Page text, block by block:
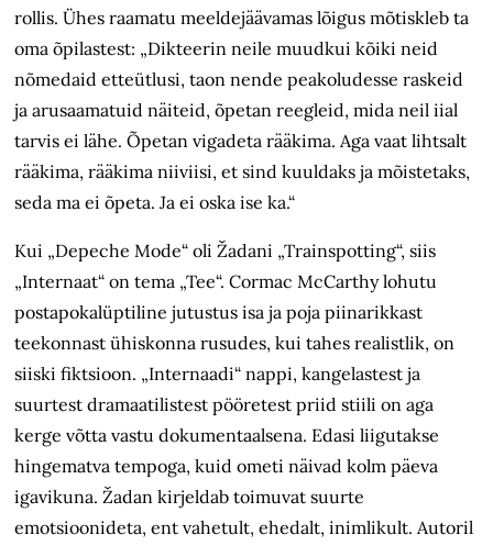
rollis. Ühes raamatu meeldejäävamas lõigus mõtiskleb ta
oma õpilastest: „Dikteerin neile muudkui kõiki neid
nõmedaid etteütlusi, taon nende peakoludesse raskeid
ja arusaamatuid näiteid, õpetan reegleid, mida neil iial
tarvis ei lähe. Õpetan vigadeta rääkima. Aga vaat lihtsalt
rääkima, rääkima niiviisi, et sind kuuldaks ja mõistetaks,
seda ma ei õpeta. Ja ei oska ise ka.“
Kui „Depeche Mode“ oli Žadani „Train­spotting“, siis
„Internaat“ on tema „Tee“. Cormac McCarthy lohutu
post­apokalüptiline jutustus isa ja poja piinarikkast
teekonnast ühiskonna rusudes, kui tahes realistlik, on
siiski fiktsioon. „Internaadi“ nappi, kangelastest ja
suurtest dramaatilistest pööretest priid stiili on aga
kerge võtta vastu dokumentaalsena. Edasi liigutakse
hingematva tempoga, kuid ometi näivad kolm päeva
igavikuna. Žadan kirjeldab toimuvat suurte
emotsioonideta, ent vahetult, ehedalt, inimlikult. Autoril